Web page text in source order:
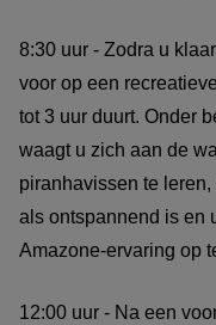
8:30 uur - Zodra u
voor op een
tot 3 uur duurt. Onder
waagt u zich aan de
piranhavissen te
als ontspannend is en
Amazone-ervaring op
12:00 uur - Na een